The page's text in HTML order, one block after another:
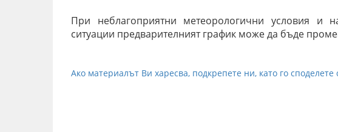
При неблагоприятни метеорологични условия и
ситуации предварителният график може да бъде
Ако материалът Ви харесва, подкрепете ни, като го споделете